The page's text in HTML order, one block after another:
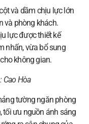
và dầm chịu lực lớn
và phòng khách.
lực được thiết kế
nhấn, vừa bổ sung
không gian.
Cao Hòa
tường ngăn phòng
tối ưu nguồn ánh sáng